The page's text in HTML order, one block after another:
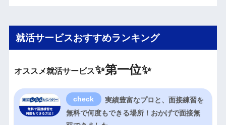
就活サービスおすすめランキング
オススメ就活サービス✨第一位✨
実績豊富なプロと、面接練習を
無料で何度もできる場所！おかげで面接無